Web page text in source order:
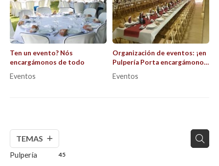
TEMAS
Pulpería 45
Ten un evento? Nós
encargámonos de todo
Eventos
Organización de eventos: ¡en
Pulpería Porta encargámonos
Eventos